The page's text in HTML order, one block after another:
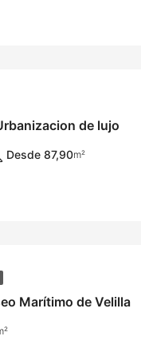
de lujo
Desde 87,90m²
Marítimo de Velilla